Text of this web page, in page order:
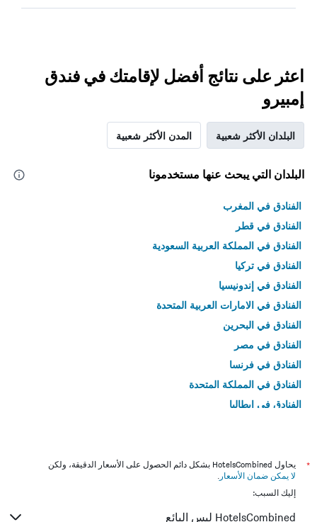
اعثر على نتائج أفضل لإقامتك في فندق
إمبيرو
البلدان الأكثر شعبية المدن الأكثر شعبية
البلدان التي يبحث عنها مستخدمونا
الفنادق في المغرب
الفنادق في قطر
الفنادق في المملكة العربية السعودية
الفنادق في تركيا
الفنادق في إندونيسيا
الفنادق في الامارات العربية المتحدة
الفنادق في البحرين
الفنادق في مصر
الفنادق في فرنسا
الفنادق في المملكة المتحدة
الفنادق في إيطاليا
*
يحاول HotelsCombined بشكل دائم الحصول على الأسعار الدقيقة، ولكن
لا يمكن ضمان الأسعار .
إليك السبب:
HotelsCombined ليس البائع